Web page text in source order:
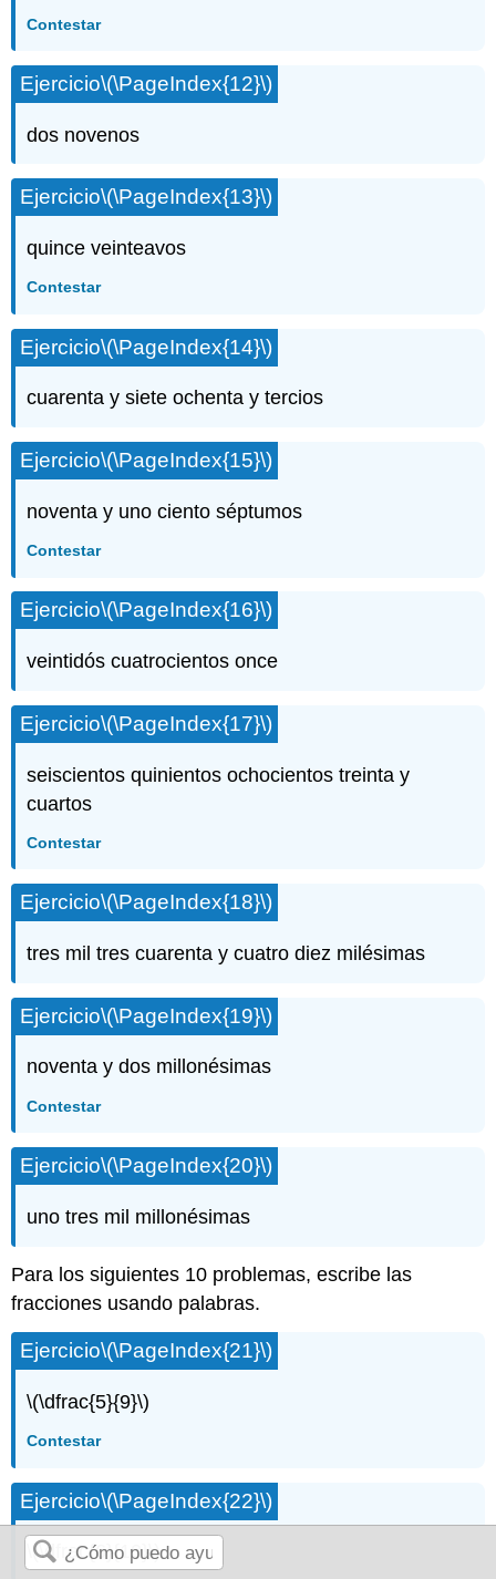
Contestar
Ejercicio\(\PageIndex{12}\)
dos novenos
Ejercicio\(\PageIndex{13}\)
quince veinteavos
Contestar
Ejercicio\(\PageIndex{14}\)
cuarenta y siete ochenta y tercios
Ejercicio\(\PageIndex{15}\)
noventa y uno ciento séptumos
Contestar
Ejercicio\(\PageIndex{16}\)
veintidós cuatrocientos once
Ejercicio\(\PageIndex{17}\)
seiscientos quinientos ochocientos treinta y
cuartos
Contestar
Ejercicio\(\PageIndex{18}\)
tres mil tres cuarenta y cuatro diez milésimas
Ejercicio\(\PageIndex{19}\)
noventa y dos millonésimas
Contestar
Ejercicio\(\PageIndex{20}\)
uno tres mil millonésimas
Para los siguientes 10 problemas, escribe las
fracciones usando palabras.
Ejercicio\(\PageIndex{21}\)
\(\dfrac{5}{9}\)
Contestar
Ejercicio\(\PageIndex{22}\)
\(\dfrac{6}{10}\)